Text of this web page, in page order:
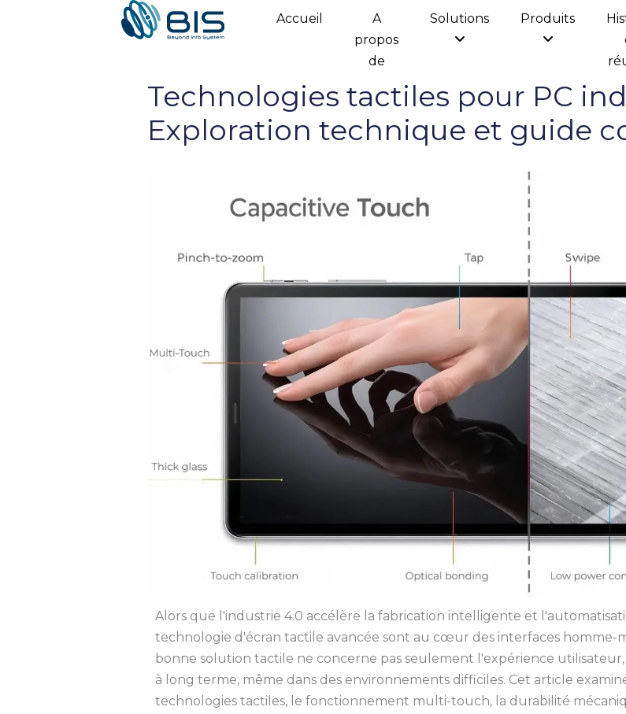
Accueil
A
propos
de
Solutions Produits
Technologies tactiles pour PC
Exploration technique et guide
Alors que l'industrie 4.0 accélère la fabrication intelligente et
technologie d'écran tactile avancée sont au cœur des interfaces homme-
bonne solution tactile ne concerne pas seulement l'expérience utilisateur,
à long terme, même dans des environnements difficiles. Cet article
technologies tactiles, le fonctionnement multi-touch, la durabilité